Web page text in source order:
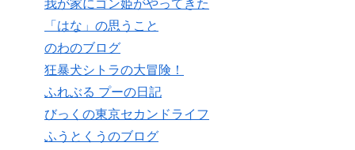
我が家にゴン姫がやってきた
「はな」の思うこと
のわのブログ
狂暴犬シトラの大冒険！
ふれぶる プーの日記
びっくの東京セカンドライフ
ふうとくうのブログ